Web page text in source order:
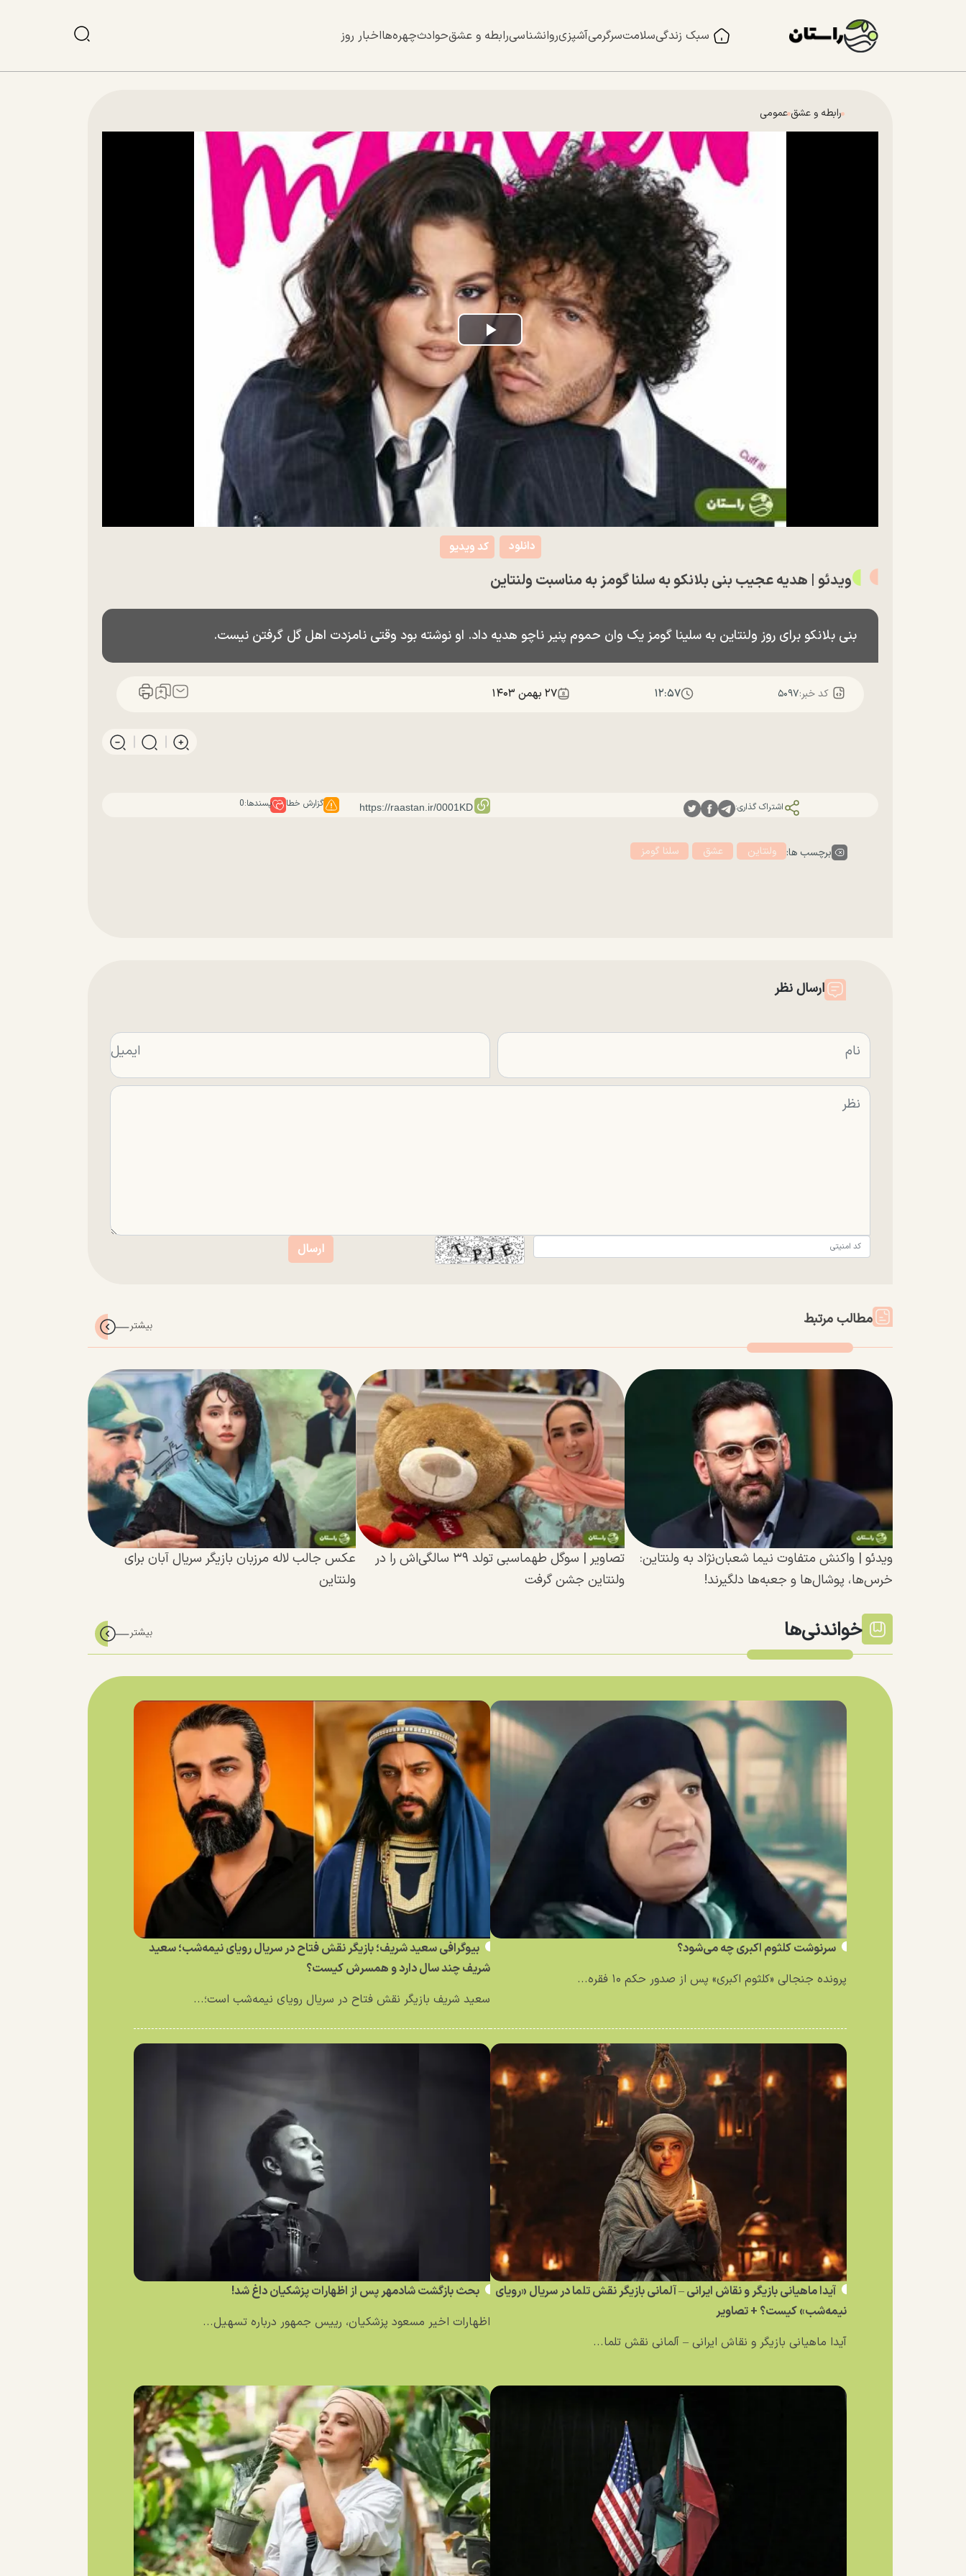
سبک زندگیسلامتسرگرمیآشپزیروانشناسیرابطه و عشقحوادثچهره‌هااخبار روز
رابطه و عشق عمومی
Play
Video
کد ویدیو دانلود
ویدئو | هدیه عجیب بنی بلانکو به سلنا گومز به مناسبت ولنتاین
بنی بلانکو برای روز ولنتاین به سلینا گومز یک وان حموم پنیر ناچو هدیه داد. او نوشته بود وقتی نامزدت اهل گل گرفتن نیست.
کد خبر:۵۰۹۷ ۱۲:۵۷ ۲۷ بهمن ۱۴۰۳
اشتراک گذاری: گزارش خطا پسندها:0
برچسب ها: ولنتاین عشق سلنا گومز
ارسال نظر
مطالب مرتبط
ویدئو | واکنش متفاوت نیما شعبان‌نژاد به ولنتاین:
خرس‌ها، پوشال‌ها و جعبه‌ها دلگیرند!
تصاویر | سوگل طهماسبی تولد ۳۹ سالگی‌اش را در
ولنتاین جشن گرفت
عکس جالب لاله مرزبان بازیگر سریال آبان برای
ولنتاین
خواندنی‌ها
سرنوشت کلثوم اکبری چه می‌شود؟
پرونده جنجالی «کلثوم اکبری» پس از صدور حکم ۱۰ فقره...
بیوگرافی سعید شریف؛ بازیگر نقش فتاح در سریال رویای نیمه‌شب؛ سعید
شریف چند سال دارد و همسرش کیست؟
سعید شریف بازیگر نقش فتاح در سریال رویای نیمه‌شب است؛...
آیدا ماهیانی بازیگر و نقاش ایرانی – آلمانی بازیگر نقش تلما در سریال «رویای
نیمه‌شب» کیست؟ + تصاویر
آیدا ماهیانی بازیگر و نقاش ایرانی – آلمانی نقش تلما...
بحث بازگشت شادمهر پس از اظهارات پزشکیان داغ شد!
اظهارات اخیر مسعود پزشکیان، رییس جمهور درباره تسهیل...